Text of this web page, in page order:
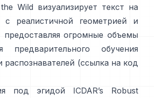
Wild визуализирует текст на
с реалистичной геометрией и
огромные объемы
обучения
распознавателей (ссылка на код
под эгидой
ICDAR’s Robust